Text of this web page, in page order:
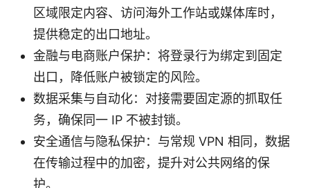
区域限定内容、访问海外工作站或媒体库时，
提供稳定的出口地址。
金融与电商账户保护：将登录行为绑定到固定
出口，降低账户被锁定的风险。
数据采集与自动化：对接需要固定源的抓取任
务，确保同一 IP 不被封锁。
安全通信与隐私保护：与常规 VPN 相同，数据
在传输过程中的加密，提升对公共网络的保
护。